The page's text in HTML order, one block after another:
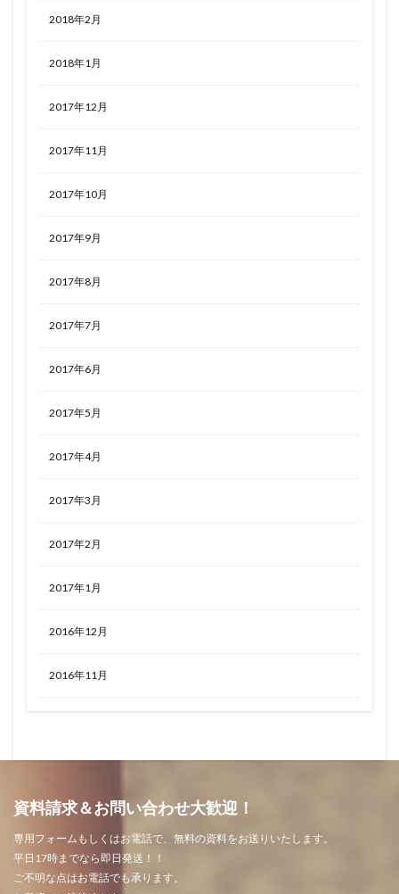
2018年2月
2018年1月
2017年12月
2017年11月
2017年10月
2017年9月
2017年8月
2017年7月
2017年6月
2017年5月
2017年4月
2017年3月
2017年2月
2017年1月
2016年12月
2016年11月
資料請求＆お問い合わせ大歓迎！
専用フォームもしくはお電話で、無料の資料をお送りいたします。
平日17時までなら即日発送！！
ご不明な点はお電話でも承ります。